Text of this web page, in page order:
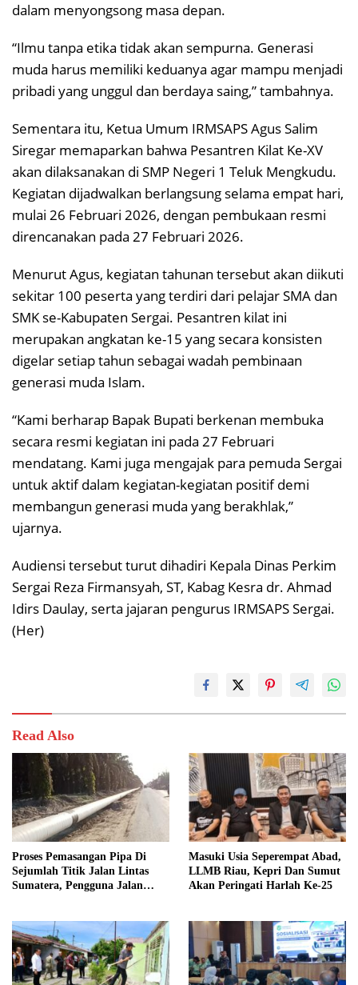
dalam menyongsong masa depan.
“Ilmu tanpa etika tidak akan sempurna. Generasi
muda harus memiliki keduanya agar mampu menjadi
pribadi yang unggul dan berdaya saing,” tambahnya.
Sementara itu, Ketua Umum IRMSAPS Agus Salim
Siregar memaparkan bahwa Pesantren Kilat Ke-XV
akan dilaksanakan di SMP Negeri 1 Teluk Mengkudu.
Kegiatan dijadwalkan berlangsung selama empat hari,
mulai 26 Februari 2026, dengan pembukaan resmi
direncanakan pada 27 Februari 2026.
Menurut Agus, kegiatan tahunan tersebut akan diikuti
sekitar 100 peserta yang terdiri dari pelajar SMA dan
SMK se-Kabupaten Sergai. Pesantren kilat ini
merupakan angkatan ke-15 yang secara konsisten
digelar setiap tahun sebagai wadah pembinaan
generasi muda Islam.
“Kami berharap Bapak Bupati berkenan membuka
secara resmi kegiatan ini pada 27 Februari
mendatang. Kami juga mengajak para pemuda Sergai
untuk aktif dalam kegiatan-kegiatan positif demi
membangun generasi muda yang berakhlak,”
ujarnya.
Audiensi tersebut turut dihadiri Kepala Dinas Perkim
Sergai Reza Firmansyah, ST, Kabag Kesra dr. Ahmad
Idirs Daulay, serta jajaran pengurus IRMSAPS Sergai.
(Her)
Read Also
Proses Pemasangan Pipa Di
Sejumlah Titik Jalan Lintas
Sumatera, Pengguna Jalan
Masuki Usia Seperempat Abad,
LLMB Riau, Kepri Dan Sumut
Akan Peringati Harlah Ke-25